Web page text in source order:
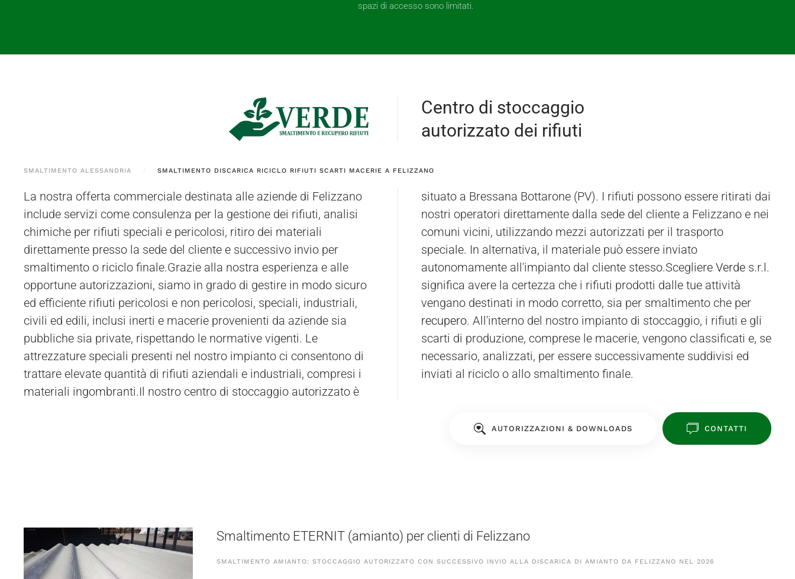
spazi di accesso sono limitati.
Centro di stoccaggio
autorizzato dei rifiuti
SMALTIMENTO ALESSANDRIA SMALTIMENTO DISCARICA RICICLO RIFIUTI SCARTI MACERIE A FELIZZANO
La nostra offerta commerciale destinata alle aziende di Felizzano
include servizi come consulenza per la gestione dei rifiuti, analisi
chimiche per rifiuti speciali e pericolosi, ritiro dei materiali
direttamente presso la sede del cliente e successivo invio per
smaltimento o riciclo finale.Grazie alla nostra esperienza e alle
opportune autorizzazioni, siamo in grado di gestire in modo sicuro
ed efficiente rifiuti pericolosi e non pericolosi, speciali, industriali,
civili ed edili, inclusi inerti e macerie provenienti da aziende sia
pubbliche sia private, rispettando le normative vigenti. Le
attrezzature speciali presenti nel nostro impianto ci consentono di
trattare elevate quantità di rifiuti aziendali e industriali, compresi i
materiali ingombranti.Il nostro centro di stoccaggio autorizzato è
situato a Bressana Bottarone (PV). I rifiuti possono essere ritirati dai
nostri operatori direttamente dalla sede del cliente a Felizzano e nei
comuni vicini, utilizzando mezzi autorizzati per il trasporto
speciale. In alternativa, il materiale può essere inviato
autonomamente all'impianto dal cliente stesso.Scegliere Verde s.r.l.
significa avere la certezza che i rifiuti prodotti dalle tue attività
vengano destinati in modo corretto, sia per smaltimento che per
recupero. All'interno del nostro impianto di stoccaggio, i rifiuti e gli
scarti di produzione, comprese le macerie, vengono classificati e, se
necessario, analizzati, per essere successivamente suddivisi ed
inviati al riciclo o allo smaltimento finale.
AUTORIZZAZIONI & DOWNLOADS CONTATTI
Smaltimento ETERNIT (amianto) per clienti di Felizzano
SMALTIMENTO AMIANTO: STOCCAGGIO AUTORIZZATO CON SUCCESSIVO INVIO ALLA DISCARICA DI AMIANTO DA FELIZZANO NEL 2026